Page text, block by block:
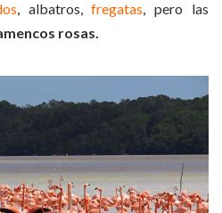
, albatros,fregatas, pero las
rosas.